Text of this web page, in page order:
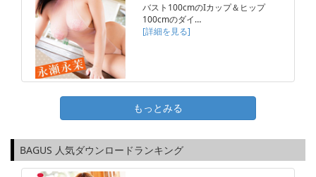
バスト100cmのIカップ＆ヒップ
100cmのダイ…
[詳細を見る]
もっとみる
BAGUS 人気ダウンロードランキング